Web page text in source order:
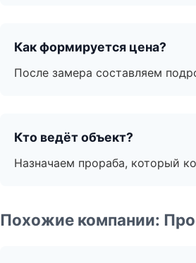
Как формируется цена?
После замера составляем
Кто ведёт объект?
Назначаем прораба, который
Похожие компании: